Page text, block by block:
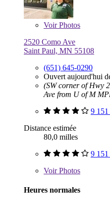
VoirPhotos
2520 Como Ave
Saint Paul, MN 55108
(651) 645-0290
Ouvert aujourd'hui
(SW corner of Hwy
Ave from U of M
9 151
Distance estimée
80,0 milles
9 151
VoirPhotos
Heures normales